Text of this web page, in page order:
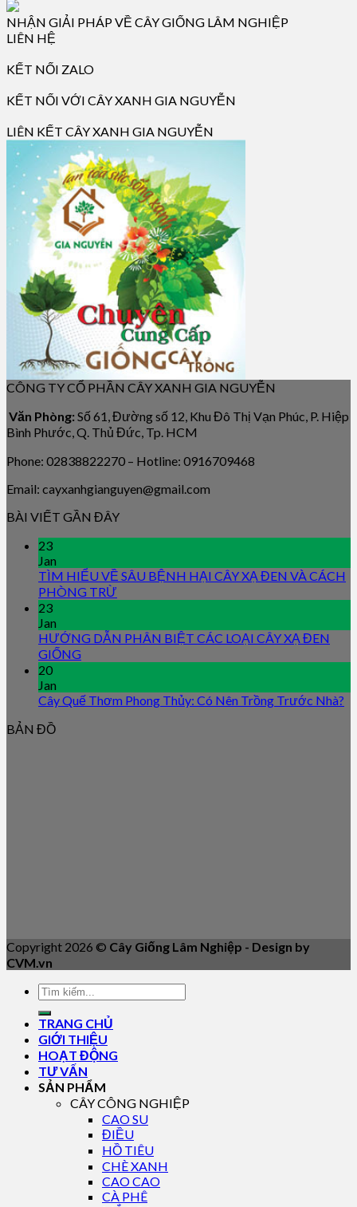
NHẬN GIẢI PHÁP VỀ CÂY GIỐNG LÂM NGHIỆP
LIÊN HỆ
KẾT NỐI ZALO
KẾT NỐI VỚI CÂY XANH GIA NGUYỄN
LIÊN KẾT CÂY XANH GIA NGUYỄN
CÔNG TY CỔ PHẦN CÂY XANH GIA NGUYỄN
Văn Phòng: Số 61, Đường số 12, Khu Đô Thị Vạn Phúc, P. Hiệp
Bình Phước, Q. Thủ Đức, Tp. HCM
Phone: 02838822270 – Hotline: 0916709468
Email: cayxanhgianguyen@gmail.com
BÀI VIẾT GẦN ĐÂY
23
Jan
TÌM HIỂU VỀ SÂU BỆNH HẠI CÂY XẠ ĐEN VÀ CÁCH
PHÒNG TRỪ
23
Jan
HƯỚNG DẪN PHÂN BIỆT CÁC LOẠI CÂY XẠ ĐEN
GIỐNG
20
Jan
Cây Quế Thơm Phong Thủy: Có Nên Trồng Trước Nhà?
BẢN ĐỒ
Copyright 2026 © Cây Giống Lâm Nghiệp - Design by
CVM.vn
TRANG CHỦ
GIỚI THIỆU
HOẠT ĐỘNG
TƯ VẤN
SẢN PHẨM
CÂY CÔNG NGHIỆP
CAO SU
ĐIỀU
HỒ TIÊU
CHÈ XANH
CAO CAO
CÀ PHÊ